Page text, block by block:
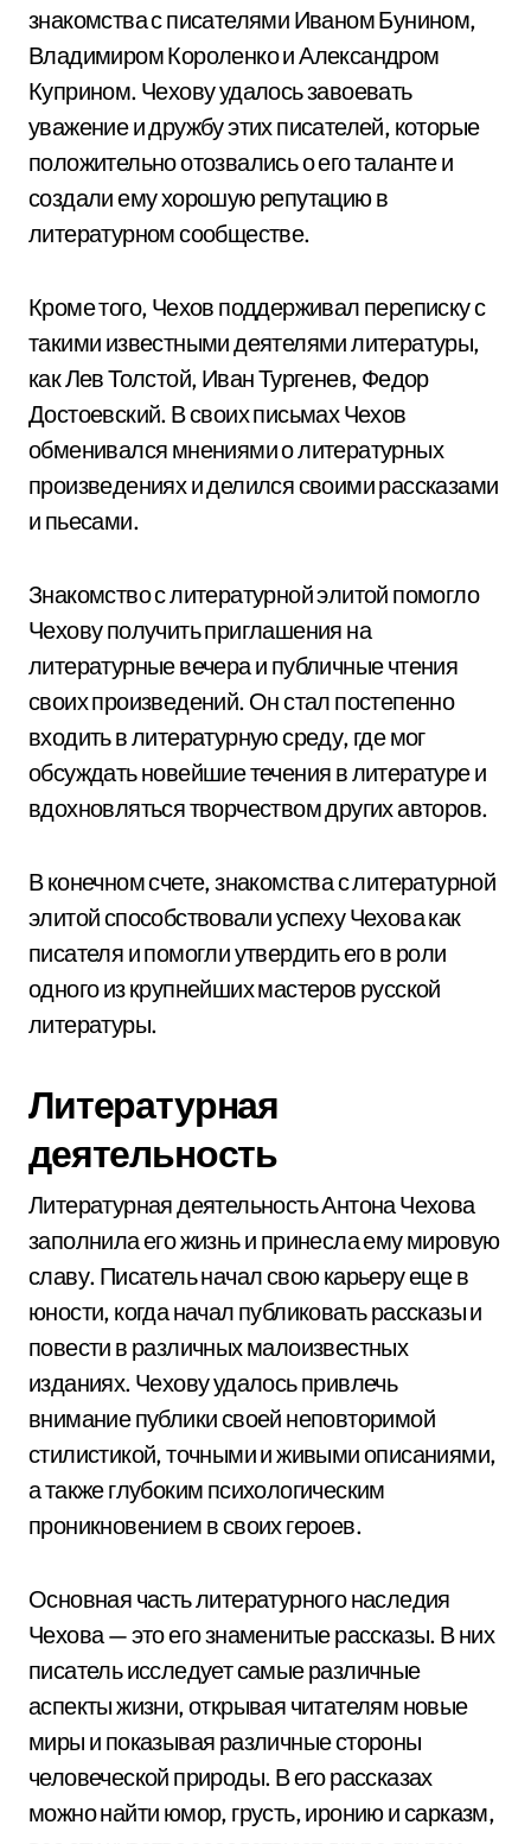
знакомства с писателями Иваном Бунином,
Владимиром Короленко и Александром
Куприном. Чехову удалось завоевать
уважение и дружбу этих писателей, которые
положительно отозвались о его таланте и
создали ему хорошую репутацию в
литературном сообществе.
Кроме того, Чехов поддерживал переписку с
такими известными деятелями литературы,
как Лев Толстой, Иван Тургенев, Федор
Достоевский. В своих письмах Чехов
обменивался мнениями о литературных
произведениях и делился своими рассказами
и пьесами.
Знакомство с литературной элитой помогло
Чехову получить приглашения на
литературные вечера и публичные чтения
своих произведений. Он стал постепенно
входить в литературную среду, где мог
обсуждать новейшие течения в литературе и
вдохновляться творчеством других авторов.
В конечном счете, знакомства с литературной
элитой способствовали успеху Чехова как
писателя и помогли утвердить его в роли
одного из крупнейших мастеров русской
литературы.
Литературная
деятельность
Литературная деятельность Антона Чехова
заполнила его жизнь и принесла ему мировую
славу. Писатель начал свою карьеру еще в
юности, когда начал публиковать рассказы и
повести в различных малоизвестных
изданиях. Чехову удалось привлечь
внимание публики своей неповторимой
стилистикой, точными и живыми описаниями,
а также глубоким психологическим
проникновением в своих героев.
Основная часть литературного наследия
Чехова — это его знаменитые рассказы. В них
писатель исследует самые различные
аспекты жизни, открывая читателям новые
миры и показывая различные стороны
человеческой природы. В его рассказах
можно найти юмор, грусть, иронию и сарказм,